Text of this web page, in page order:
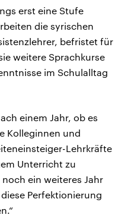
erst eine Stufe
die syrischen
befristet für
weitere Sprachkurse
im Schulalltag
einem Jahr, ob es
Kolleginnen und
Lehrkräfte
Unterricht zu
ein weiteres Jahr
Perfektionierung